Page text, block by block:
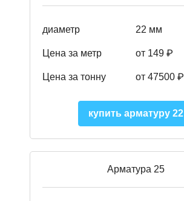
диаметр 22 мм
Цена за метр от 149 ₽
Цена за тонну от 47500 ₽
купить арматуру 22
Арматура 25